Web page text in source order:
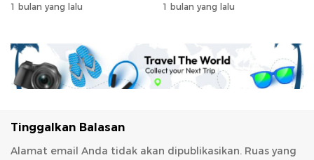
1 bulan yang lalu 1 bulan yang lalu
Tinggalkan Balasan
Alamat email Anda tidak akan dipublikasikan. Ruas yang